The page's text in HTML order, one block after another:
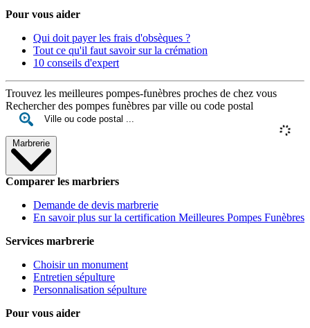
Pour vous aider
Qui doit payer les frais d'obsèques ?
Tout ce qu'il faut savoir sur la crémation
10 conseils d'expert
Trouvez les meilleures pompes-funèbres proches de chez vous
Rechercher des pompes funèbres par ville ou code postal
Marbrerie
Comparer les marbriers
Demande de devis marbrerie
En savoir plus sur la certification Meilleures Pompes Funèbres
Services marbrerie
Choisir un monument
Entretien sépulture
Personnalisation sépulture
Pour vous aider